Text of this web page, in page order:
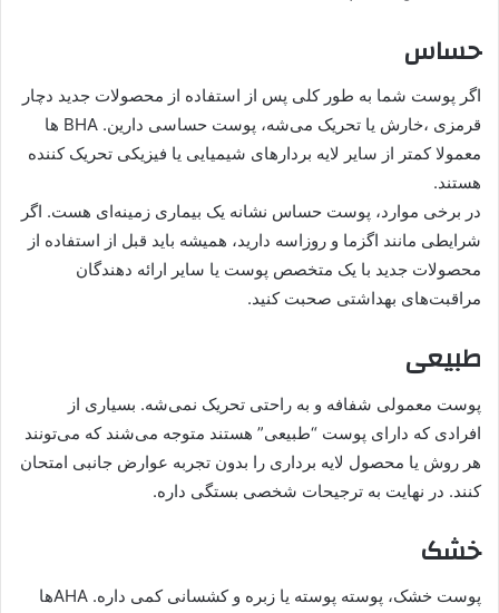
حساس
اگر پوست شما به طور کلی پس از استفاده از محصولات جدید دچار
قرمزی ،خارش یا تحریک می‌‌‌شه، پوست حساسی دارین. BHA ها
معمولا کمتر از سایر لایه بردارهای شیمیایی یا فیزیکی تحریک کننده
هستند.
در برخی موارد، پوست حساس نشانه یک بیماری زمینه‌ای هست. اگر
شرایطی مانند اگزما و روزاسه دارید، همیشه باید قبل از استفاده از
محصولات جدید با یک متخصص پوست یا سایر ارائه دهندگان
مراقبت‌های بهداشتی صحبت کنید.
طبیعی
پوست معمولی شفافه و به راحتی تحریک نمی‌شه. بسیاری از
افرادی که دارای پوست “طبیعی” هستند متوجه می‌شند که می‌تونند
هر روش یا محصول لایه برداری را بدون تجربه عوارض جانبی امتحان
کنند. در نهایت به ترجیحات شخصی بستگی داره.
خشک
پوست خشک، پوسته پوسته یا زبره و کشسانی کمی داره. AHA‌ها